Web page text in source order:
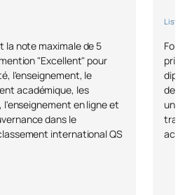
la note maximale de 5
"Excellent" pour
l'enseignement, le
académique, les
l'enseignement en ligne et
dans le
international QS
Liste
de 90